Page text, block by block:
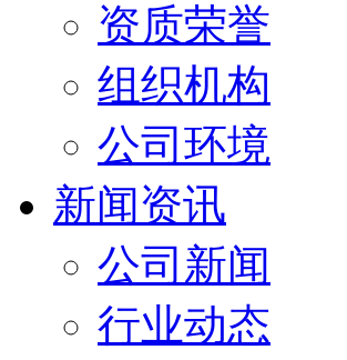
资质荣誉
组织机构
公司环境
新闻资讯
公司新闻
行业动态